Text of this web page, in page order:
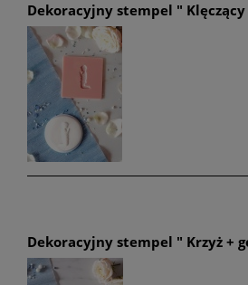
Dekoracyjny stempel " Klęczący
Dekoracyjny stempel " Krzyż +